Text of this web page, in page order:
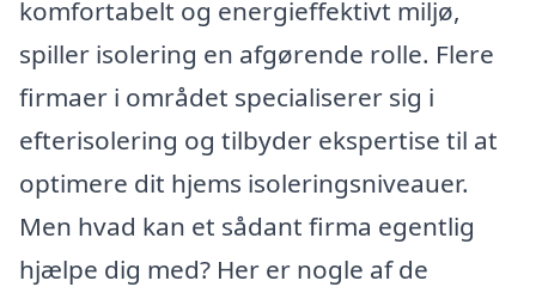
komfortabelt og energieffektivt miljø,
spiller isolering en afgørende rolle. Flere
firmaer i området specialiserer sig i
efterisolering og tilbyder ekspertise til at
optimere dit hjems isoleringsniveauer.
Men hvad kan et sådant firma egentlig
hjælpe dig med? Her er nogle af de